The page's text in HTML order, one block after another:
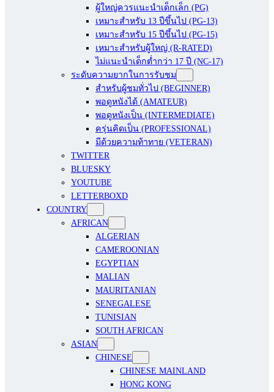
ผู้ใหญ่ควรแนะนำเด็กเล็ก (PG)
เหมาะสำหรับ 13 ปีขึ้นไป (PG-13)
เหมาะสำหรับ 15 ปีขึ้นไป (PG-15)
เหมาะสำหรับผู้ใหญ่ (R-RATED)
ไม่แนะนำเด็กต่ำกว่า 17 ปี (NC-17)
ระดับความยากในการรับชม
สำหรับผู้ชมทั่วไป (BEGINNER)
พอดูหนังได้ (AMATEUR)
พอดูหนังเป็น (INTERMEDIATE)
ครุ่นคิดเป็น (PROFESSIONAL)
มีด้วยความท้าทาย (VETERAN)
TWITTER
BLUESKY
YOUTUBE
LETTERBOXD
COUNTRY
AFRICAN
ALGERIAN
CAMEROONIAN
EGYPTIAN
MALIAN
MAURITANIAN
SENEGALESE
TUNISIAN
SOUTH AFRICAN
ASIAN
CHINESE
CHINESE MAINLAND
HONG KONG